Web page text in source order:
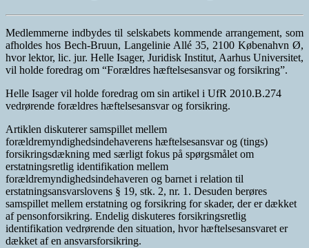
Medlemmerne indbydes til selskabets kommende arrangement, som
afholdes hos Bech-Bruun, Langelinie Allé 35, 2100 Købenahvn Ø,
hvor lektor, lic. jur. Helle Isager, Juridisk Institut, Aarhus Universitet,
vil holde foredrag om “Forældres hæftelsesansvar og forsikring”.
Helle Isager vil holde foredrag om sin artikel i UfR 2010.B.274
vedrørende forældres hæftelsesansvar og forsikring.
Artiklen diskuterer samspillet mellem
forældremyndighedsindehaverens hæftelsesansvar og (tings)
forsikringsdækning med særligt fokus på spørgsmålet om
erstatningsretlig identifikation mellem
forældremyndighedsindehaveren og barnet i relation til
erstatningsansvarslovens § 19, stk. 2, nr. 1. Desuden berøres
samspillet mellem erstatning og forsikring for skader, der er dækket
af pensonforsikring. Endelig diskuteres forsikringsretlig
identifikation vedrørende den situation, hvor hæftelsesansvaret er
dækket af en ansvarsforsikring.